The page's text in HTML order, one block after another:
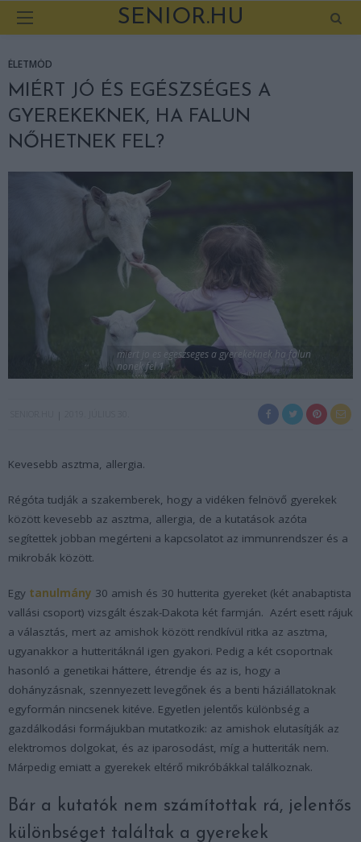
SENIOR.HU
ÉLETMÓD
MIÉRT JÓ ÉS EGÉSZSÉGES A
GYEREKEKNEK, HA FALUN
NŐHETNEK FEL?
miert jo es egeszseges a gyerekeknek ha falun
nonek fel 1
Kevesebb asztma, allergia.
Régóta tudják a szakemberek, hogy a vidéken felnövő gyerekek
között kevesebb az asztma, allergia, de a kutatások azóta
segítettek jobban megérteni a kapcsolatot az immunrendszer és a
mikrobák között.
Egy tanulmány 30 amish és 30 hutterita gyereket (két anabaptista
vallási csoport) vizsgált észak-Dakota két farmján. Azért esett rájuk
a választás, mert az amishok között rendkívül ritka az asztma,
ugyanakkor a hutteritáknál igen gyakori. Pedig a két csoportnak
hasonló a genetikai háttere, étrendje és az is, hogy a
dohányzásnak, szennyezett levegőnek és a benti háziállatoknak
egyformán nincsenek kitéve. Egyetlen jelentős különbség a
gazdálkodási formájukban mutatkozik: az amishok elutasítják az
elektromos dolgokat, és az iparosodást, míg a hutteriták nem.
Márpedig emiatt a gyerekek eltérő mikróbákkal találkoznak.
Bár a kutatók nem számítottak rá, jelentős
különbséget találtak a gyerekek